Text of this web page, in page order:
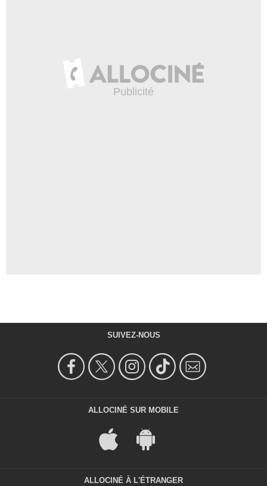
SUIVEZ-NOUS
ALLOCINÉ SUR MOBILE
ALLOCINÉ À L'ÉTRANGER